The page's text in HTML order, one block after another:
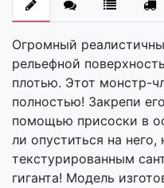
Огромный
рельефной
плотью. Этот монстр-
полностью! Закрепи
помощью присоски в
ли опуститься на
текстурированным
гиганта! Модель